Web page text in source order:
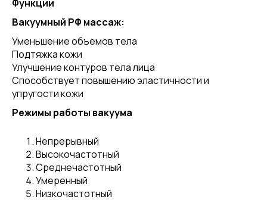
Функции
Вакуумный РФ массаж:
Уменьшение объемов тела
Подтяжка кожи
Улучшение контуров тела лица
Способствует повышению эластичности и
упругости кожи
Режимы работы вакуума
Непрерывный
Высокочастотный
Среднечастотный
Умеренный
Низкочастотный